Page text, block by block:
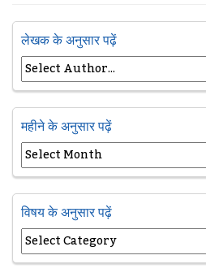
लेखक के अनुसार पढ़ें
महीने के अनुसार पढ़ें
विषय के अनुसार पढ़ें